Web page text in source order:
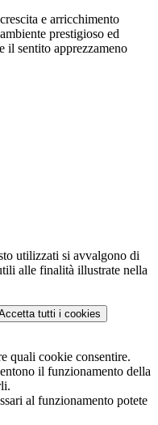
e arricchimento
prestigioso ed
il sentito apprezzameno
utilizzati si avvalgono di
alle finalità illustrate nella
tutti i cookies
quali cookie consentire.
il funzionamento della
al funzionamento potete